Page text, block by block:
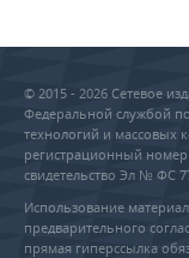
© 2015 - 2026 Сетевое
Федеральной службой
технологий и массовых
регистрационный
свидетельство Эл № ФС
Использование
предварительного
прямая гиперссылка